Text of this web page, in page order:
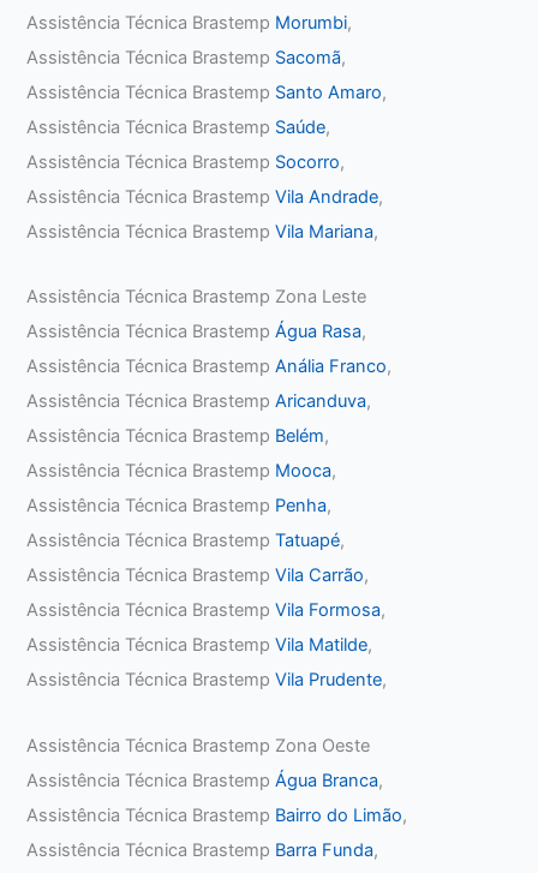
Assistência Técnica Brastemp Morumbi,
Assistência Técnica Brastemp Sacomã,
Assistência Técnica Brastemp Santo Amaro,
Assistência Técnica Brastemp Saúde,
Assistência Técnica Brastemp Socorro,
Assistência Técnica BrastempVila Andrade,
Assistência Técnica BrastempVila Mariana,
Assistência Técnica Brastemp Zona Leste
Assistência Técnica BrastempÁgua Rasa,
Assistência Técnica BrastempAnália Franco,
Assistência Técnica BrastempAricanduva,
Assistência Técnica Brastemp Belém,
Assistência Técnica Brastemp Mooca,
Assistência Técnica Brastemp Penha,
Assistência Técnica BrastempTatuapé,
Assistência Técnica BrastempVila Carrão,
Assistência Técnica BrastempVila Formosa,
Assistência Técnica BrastempVila Matilde,
Assistência Técnica BrastempVila Prudente,
Assistência Técnica Brastemp Zona Oeste
Assistência Técnica BrastempÁgua Branca,
Assistência Técnica Brastemp Bairro do Limão,
Assistência Técnica Brastemp Barra Funda,